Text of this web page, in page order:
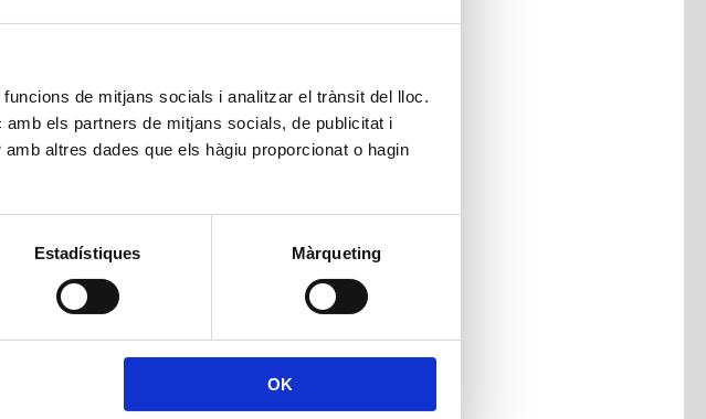
de mitjans socials i analitzar el trànsit del lloc.
els partners de mitjans socials, de publicitat i
altres dades que els hàgiu proporcionat o hagin
Estadístiques Màrqueting
OK